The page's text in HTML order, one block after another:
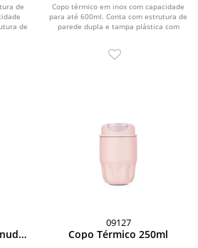
de
de
Copo térmico em inox com capacidade
para até 600ml. Conta com estrutura de
parede dupla e tampa plástica com
09127
Copo Térmico 250ml